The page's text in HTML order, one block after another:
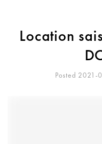
Location
Posted 2021-